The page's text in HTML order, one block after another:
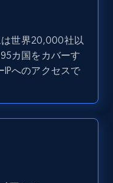
Post
は世界20,000社以
カ国をカバーす
へのアクセスで